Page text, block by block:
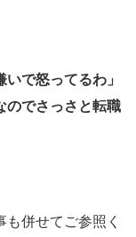
で怒ってるわ」
のでさっさと転職
併せてご参照く